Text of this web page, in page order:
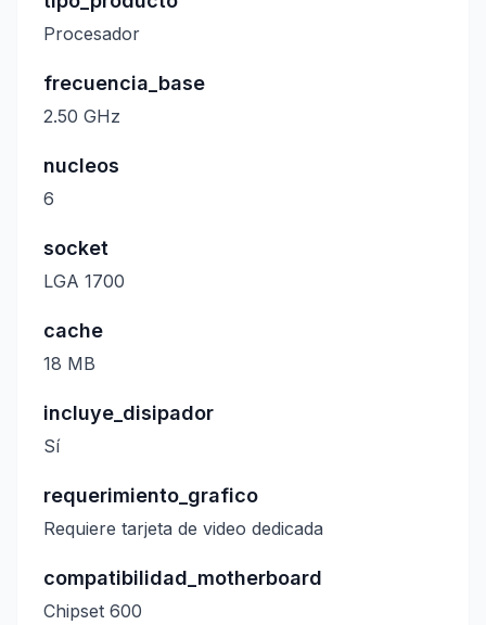
Procesador
frecuencia_base
2.50 GHz
nucleos
6
socket
LGA 1700
cache
18 MB
incluye_disipador
Sí
requerimiento_grafico
Requiere tarjeta de video dedicada
compatibilidad_motherboard
Chipset 600